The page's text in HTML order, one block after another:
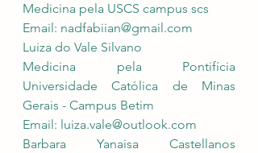
Medicina pela USCS campus scs
Email: nadfabiian@gmail.com
Luiza do Vale Silvano
Medicina pela Pontifícia
Universidade Católica de Minas
Gerais - Campus Betim
Email: luiza.vale@outlook.com
Barbara Yanaisa Castellanos